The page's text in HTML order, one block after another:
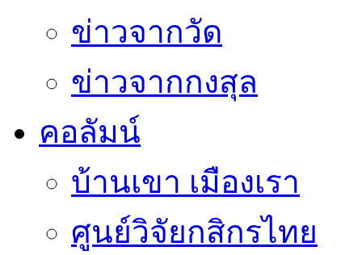
ข่าวจากวัด
ข่าวจากกงสุล
คอลัมน์
บ้านเขา เมืองเรา
ศูนย์วิจัยกสิกรไทย